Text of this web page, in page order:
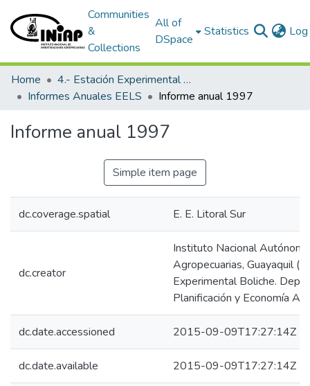
Communities
&
Collections
All of
DSpace
Statistics
Home
4.- Estación Experimental Litoral Sur
Informes Anuales EELS
Informe anual 1997
Informe anual 1997
Simple item page
dc.coverage.spatial E. E. Litoral Sur
dc.creator
Instituto Nacional
Agropecuarias, Guayaquil
Experimental Boliche.
Planificación y Economía
dc.date.accessioned 2015-09-09T17:27:14Z
dc.date.available 2015-09-09T17:27:14Z